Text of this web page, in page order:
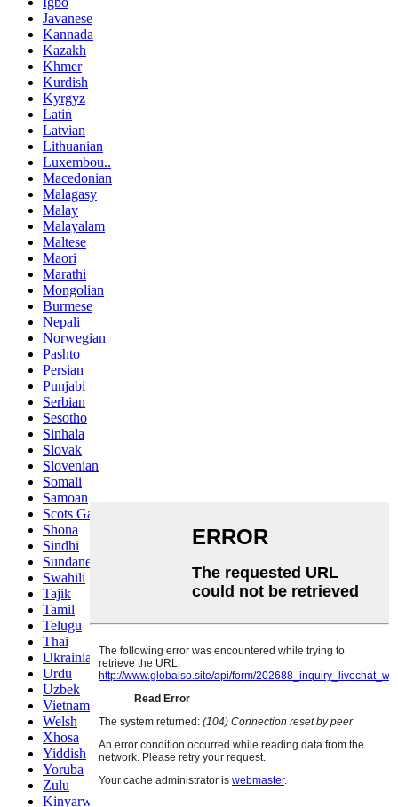
Javanese
Kannada
Kazakh
Khmer
Kurdish
Kyrgyz
Latin
Latvian
Lithuanian
Luxembou..
Macedonian
Malagasy
Malay
Malayalam
Maltese
Maori
Marathi
Mongolian
Burmese
Nepali
Norwegian
Pashto
Persian
Punjabi
Serbian
Sesotho
Sinhala
Slovak
Slovenian
Somali
Samoan
Scots Gaelic
Shona
Sindhi
Sundanese
Swahili
Tajik
Tamil
Telugu
Thai
Ukrainian
Urdu
Uzbek
Vietnamese
Welsh
Xhosa
Yiddish
Yoruba
Zulu
Kinyarwanda